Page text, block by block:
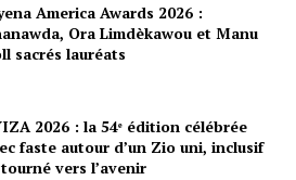
America Awards 2026 :
Ora Limdèkawou et Manu
sacrés lauréats
2026 : la 54ᵉ édition célébrée
faste autour d’un Zio uni, inclusif
vers l’avenir